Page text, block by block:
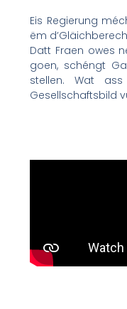
Eis Regierung
ëm
Datt Fraen owes
goen, schéngt
stellen. Wat
Gesellschaftsbild